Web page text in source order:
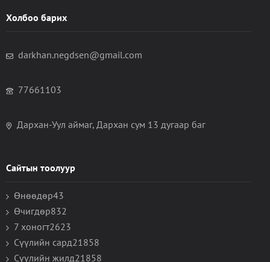
Холбоо барих
darkhan.negdsen@gmail.com
77661103
Дархан-Уул аймаг, Дархан сум 13 дугаар баг
Сайтын тоолуур
Өнөөдөр43
Өчигдөр832
7 хоногт2623
Сүүлийн сард21858
Сүүлийн жилд21858